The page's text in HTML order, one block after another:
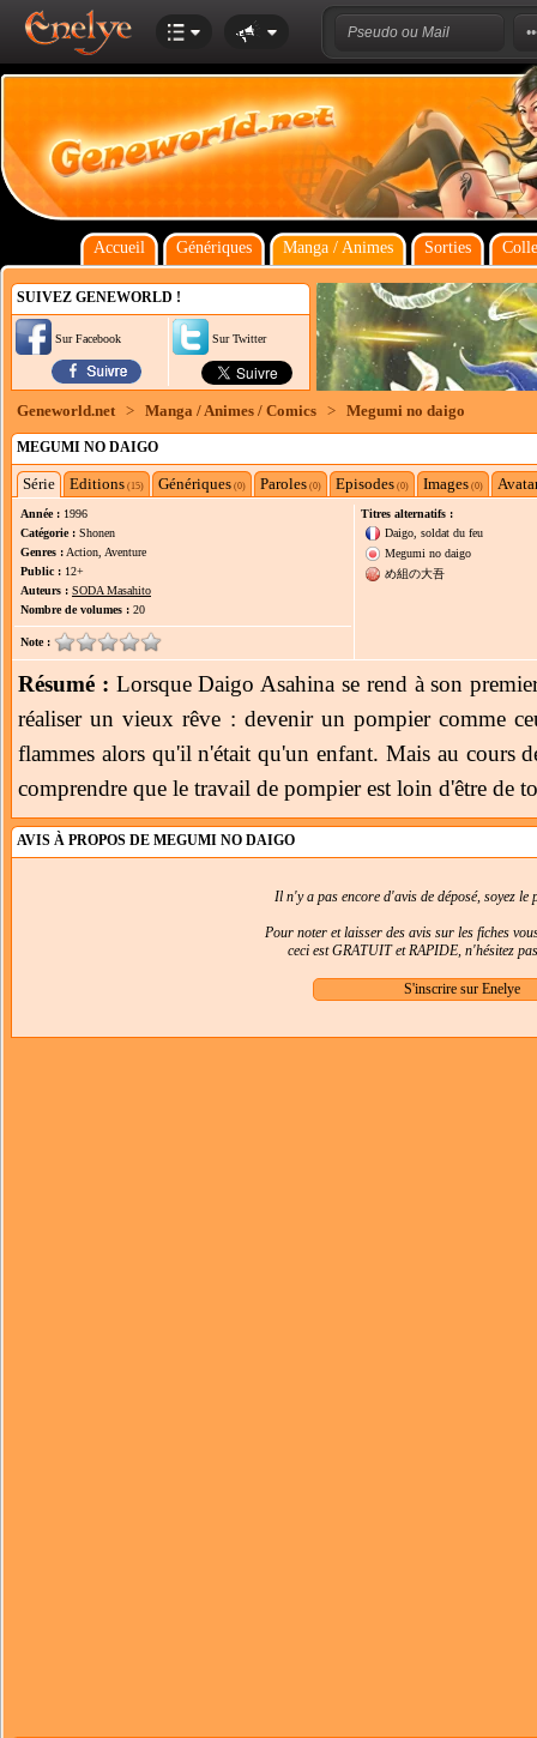
Accueil Génériques Manga / Animes Sorties
SUIVEZ GENEWORLD !
Sur Facebook Sur Twitter
Geneworld.net > Manga / Animes / Comics > Megumi no daigo
MEGUMI NO DAIGO
Série Editions (15) Génériques (0) Paroles (0) Episodes (0) Images (0)
Année : 1996
Catégorie : Shonen
Genres : Action, Aventure
Public : 12+
Auteurs : SODA Masahito
Nombre de volumes : 20
Note :
Titres alternatifs :
Daigo, soldat du feu
Megumi no daigo
め組の大吾
Résumé : Lorsque Daigo Asahina se rend à son
réaliser un vieux rêve : devenir un pompier comme
flammes alors qu'il n'était qu'un enfant. Mais au cours
comprendre que le travail de pompier est loin d'être de
AVIS À PROPOS DE MEGUMI NO DAIGO
Il n'y a pas encore d'avis de déposé, soyez
Pour noter et laisser des avis sur les fiches
ceci est GRATUIT et RAPIDE, n'hésitez